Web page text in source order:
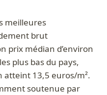
meilleures
brut
prix médian d’environ
plus bas du pays,
atteint 13,5 euros/m².
soutenue par